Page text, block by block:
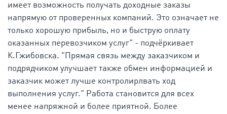
имеет возможность получать доходные заказы
напрямую от проверенных компаний. Это означает не
только хорошую прибыль, но и быструю оплату
оказанных перевозчиком услуг" - подчёркивает
К.Гжибовска. "Прямая связь между заказчиком и
подрядчиком улучшает также обмен информацией и
заказчик может лучше контролирлвать ход
выполнения услуг." Работа становится для всех
менее напряжной и более приятной. Более